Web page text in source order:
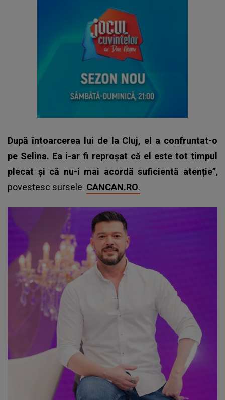
După întoarcerea lui de la Cluj, el a confruntat-o
pe Selina. Ea i-ar fi reproșat că el este tot timpul
plecat și că nu-i mai acordă suficientă atenție”,
povestesc sursele CANCAN.RO.